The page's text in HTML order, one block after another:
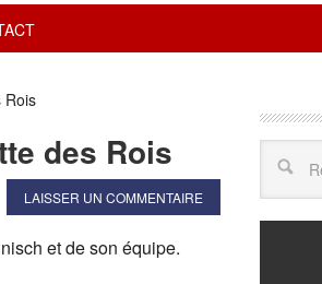
Rois
des Rois
LAISSER UN COMMENTAIRE
et de son équipe.